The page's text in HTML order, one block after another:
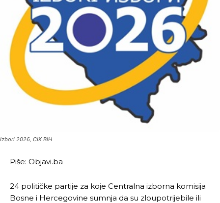
Izbori 2026, CIK BiH
Piše: Objavi.ba
24 političke partije za koje Centralna izborna komisija
Bosne i Hercegovine sumnja da su zloupotrijebile ili